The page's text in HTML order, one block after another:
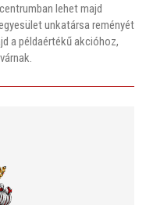
lehet majd
unkatársa reményét
a példaértékű akcióhoz,